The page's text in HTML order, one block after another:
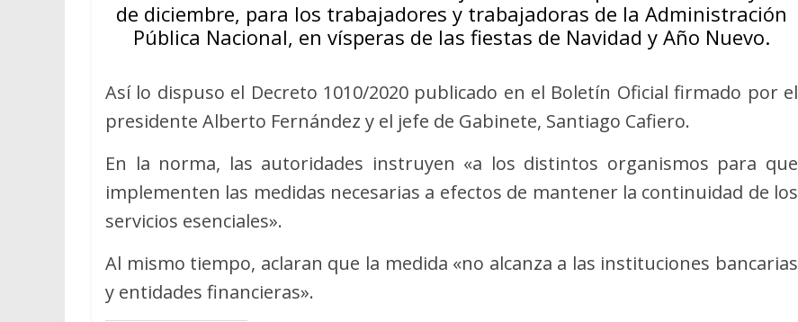
de diciembre, para los trabajadores y trabajadoras de la Administración
Pública Nacional, en vísperas de las fiestas de Navidad y Año Nuevo.
Así lo dispuso el Decreto 1010/2020 publicado en el Boletín Oficial firmado por el
presidente Alberto Fernández y el jefe de Gabinete, Santiago Cafiero.
En la norma, las autoridades instruyen «a los distintos organismos para que
implementen las medidas necesarias a efectos de mantener la continuidad de los
servicios esenciales».
Al mismo tiempo, aclaran que la medida «no alcanza a las instituciones bancarias
y entidades financieras».